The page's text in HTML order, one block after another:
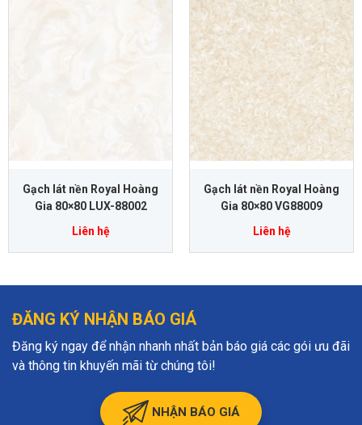
Gạch lát nền Royal Hoàng
Gia 80×80 LUX-88002
Liên hệ
Gạch lát nền Royal Hoàng
Gia 80×80 VG88009
Liên hệ
ĐĂNG KÝ NHẬN BÁO GIÁ
Đăng ký ngay để nhận nhanh nhất bản báo giá các gói ưu đãi
và thông tin khuyến mãi từ chúng tôi!
NHẬN BÁO GIÁ